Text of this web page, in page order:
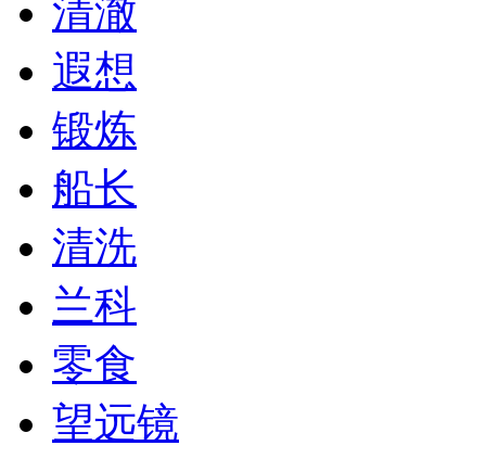
清澈
遐想
锻炼
船长
清洗
兰科
零食
望远镜